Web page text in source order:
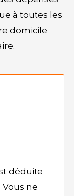
à toutes les
domicile
déduite
ne